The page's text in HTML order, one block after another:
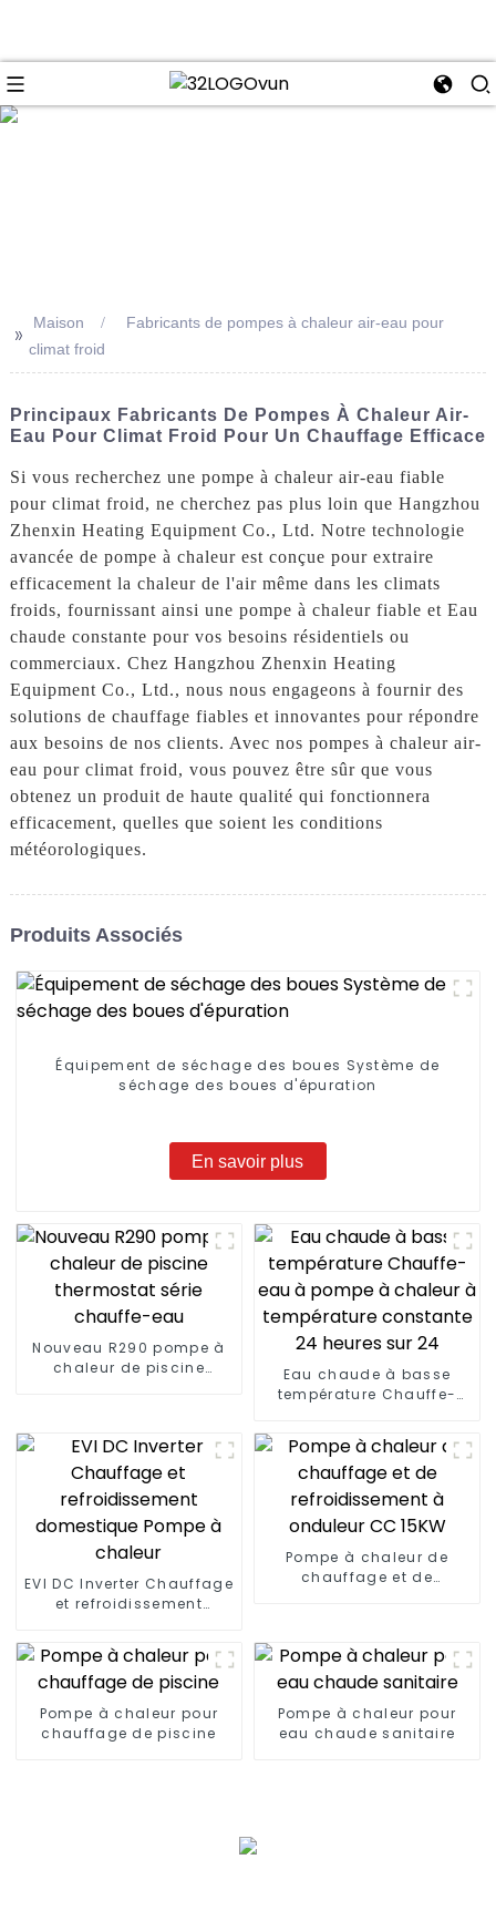
>> Maison
Fabricants de pompes à chaleur air-eau pour
climat froid
Principaux Fabricants De Pompes À Chaleur Air-
Eau Pour Climat Froid Pour Un Chauffage Efficace
Si vous recherchez une pompe à chaleur air-eau fiable
pour climat froid, ne cherchez pas plus loin que Hangzhou
Zhenxin Heating Equipment Co., Ltd. Notre technologie
avancée de pompe à chaleur est conçue pour extraire
efficacement la chaleur de l'air même dans les climats
froids, fournissant ainsi une pompe à chaleur fiable et Eau
chaude constante pour vos besoins résidentiels ou
commerciaux. Chez Hangzhou Zhenxin Heating
Equipment Co., Ltd., nous nous engageons à fournir des
solutions de chauffage fiables et innovantes pour répondre
aux besoins de nos clients. Avec nos pompes à chaleur air-
eau pour climat froid, vous pouvez être sûr que vous
obtenez un produit de haute qualité qui fonctionnera
efficacement, quelles que soient les conditions
météorologiques.
Produits Associés
Équipement de séchage des boues Système de
séchage des boues d'épuration
En savoir plus
Nouveau R290 pompe à
chaleur de piscine
Eau chaude à basse
température Chauffe-
température constante
24 heures sur 24
EVI DC Inverter Chauffage
et refroidissement
chaleur
Pompe à chaleur de
chauffage et de
Pompe à chaleur pour
chauffage de piscine
Pompe à chaleur pour
eau chaude sanitaire